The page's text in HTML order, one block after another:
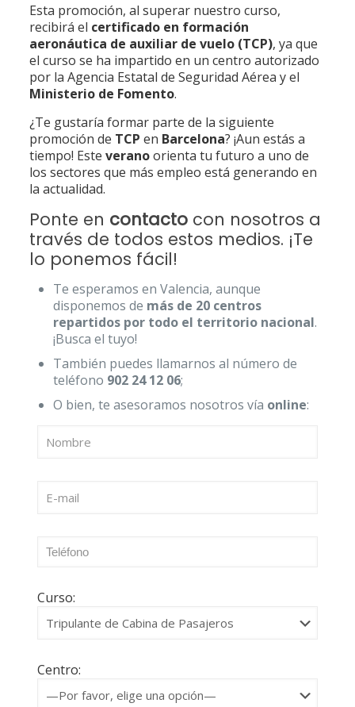
Esta promoción, al superar nuestro curso,
recibirá el certificado en formación
aeronáutica de auxiliar de vuelo (TCP), ya que
el curso se ha impartido en un centro autorizado
por la Agencia Estatal de Seguridad Aérea y el
Ministerio de Fomento.
¿Te gustaría formar parte de la siguiente
promoción de TCP en Barcelona? ¡Aun estás a
tiempo! Este veranoorienta tu futuro a uno de
los sectores que más empleo está generando en
la actualidad.
Ponte en contactocon nosotros a
través de todos estos medios. ¡Te
lo ponemos fácil!
Te esperamos en Valencia, aunque
disponemos de más de 20 centros
repartidos por todo el territorio nacional.
¡Busca el tuyo!
También puedes llamarnos al número de
teléfono 902 24 12 06;
O bien, te asesoramos nosotros vía online:
Curso:
Centro: